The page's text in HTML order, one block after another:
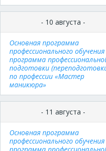
- 10 августа -
Основная программа
профессионального обучения
программа
подготовки
по профессии «Мастер
маникюра»
- 11 августа -
Основная программа
профессионального обучения